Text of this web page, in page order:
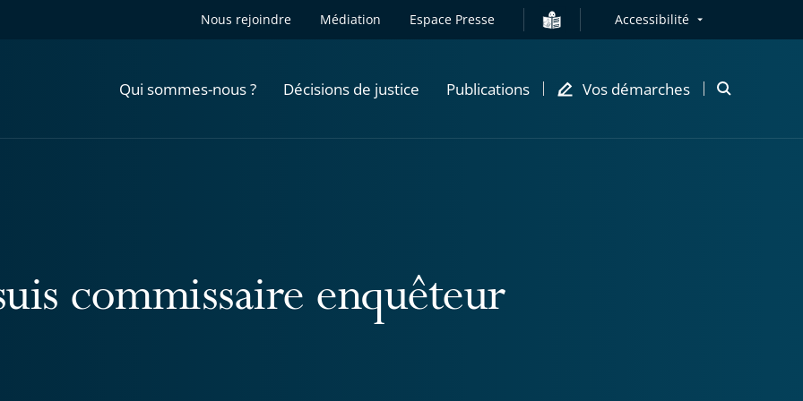
Nous rejoindre Médiation Espace Presse Accessibilité
Qui sommes-nous ? Décisions de justice Publications Vos démarches
Ouvrir
commissaire enquêteur